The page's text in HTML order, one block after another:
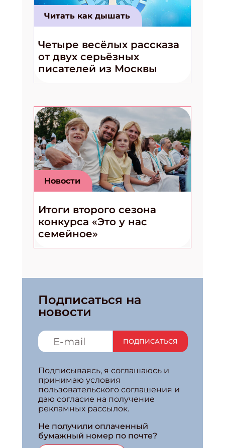
Читать как дышать
Четыре весёлых рассказа
от двух серьёзных
писателей из Москвы
Новости
Итоги второго сезона
конкурса «Это у нас
семейное»
Подписаться на
новости
ПОДПИСАТЬСЯ
Подписываясь, я соглашаюсь и
принимаю условия
пользовательского соглашения и
даю согласие на получение
рекламных рассылок.
Не получили оплаченный
бумажный номер по почте?